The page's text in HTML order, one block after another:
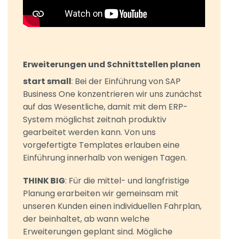
Erweiterungen und Schnittstellen planen
start small: Bei der Einführung von SAP
Business One konzentrieren wir uns zunächst
auf das Wesentliche, damit mit dem ERP-
System möglichst zeitnah produktiv
gearbeitet werden kann. Von uns
vorgefertigte Templates erlauben eine
Einführung innerhalb von wenigen Tagen.
THINK BIG: Für die mittel- und langfristige
Planung erarbeiten wir gemeinsam mit
unseren Kunden einen individuellen Fahrplan,
der beinhaltet, ab wann welche
Erweiterungen geplant sind. Mögliche